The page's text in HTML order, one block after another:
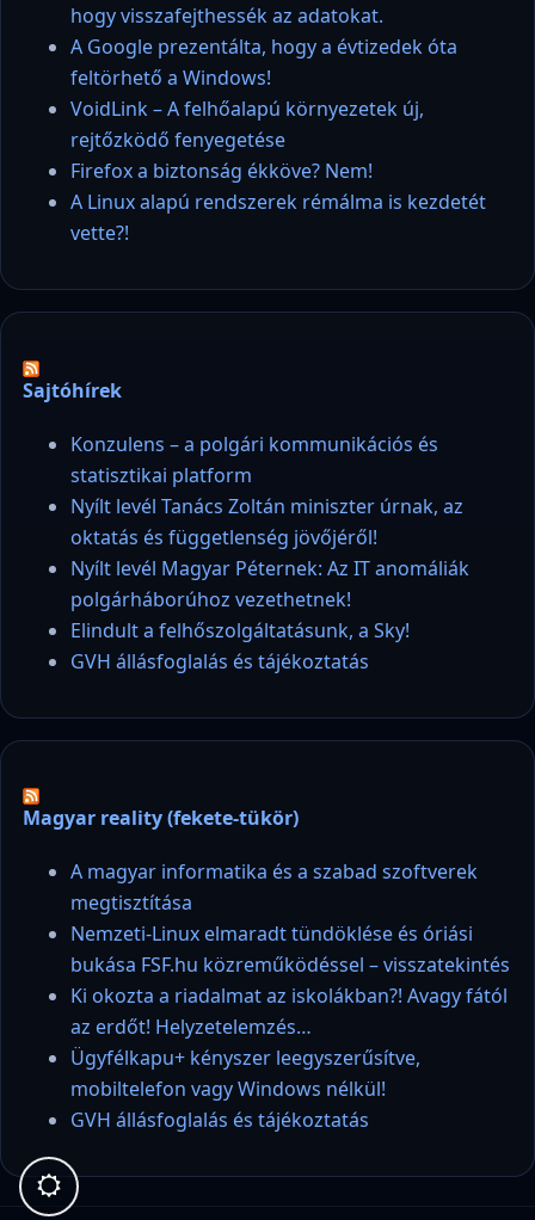
hogy visszafejthessék az adatokat.
A Google prezentálta, hogy a évtizedek óta
feltörhető a Windows!
VoidLink – A felhőalapú környezetek új,
rejtőzködő fenyegetése
Firefox a biztonság ékköve? Nem!
A Linux alapú rendszerek rémálma is kezdetét
vette?!
Sajtóhírek
Konzulens – a polgári kommunikációs és
statisztikai platform
Nyílt levél Tanács Zoltán miniszter úrnak, az
oktatás és függetlenség jövőjéről!
Nyílt levél Magyar Péternek: Az IT anomáliák
polgárháborúhoz vezethetnek!
Elindult a felhőszolgáltatásunk, a Sky!
GVH állásfoglalás és tájékoztatás
Magyar reality (fekete-tükör)
A magyar informatika és a szabad szoftverek
megtisztítása
Nemzeti-Linux elmaradt tündöklése és óriási
bukása FSF.hu közreműködéssel – visszatekintés
Ki okozta a riadalmat az iskolákban?! Avagy fától
az erdőt! Helyzetelemzés…
Ügyfélkapu+ kényszer leegyszerűsítve,
mobiltelefon vagy Windows nélkül!
GVH állásfoglalás és tájékoztatás